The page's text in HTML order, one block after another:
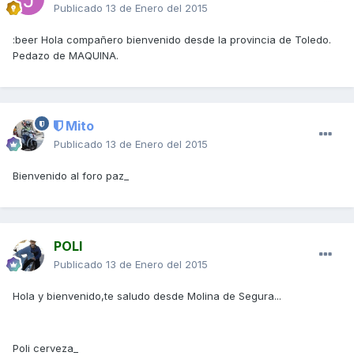
Publicado 13 de Enero del 2015
:beer Hola compañero bienvenido desde la provincia de Toledo.
Pedazo de MAQUINA.
Mito
Publicado 13 de Enero del 2015
Bienvenido al foro paz_
POLI
Publicado 13 de Enero del 2015
Hola y bienvenido,te saludo desde Molina de Segura...
Poli cerveza_